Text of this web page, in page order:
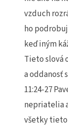
vzduch
ho
keď iným
Tieto slová
a oddanosť
11:24-27
nepriatelia
všetky